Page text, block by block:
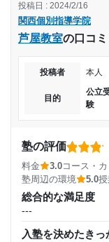
50,000円〜
中学生の時から
レベルまでわか
志望校と合格状況
---
2021年3月〜通
通年
通塾頻度
塾の雰囲気
---
料金
が、一般的な料金
コース・カリキュ
個別塾なのでそれ
講師の教え方
---
塾内の環境
仕切り越しに隣の
えてくることがあ
の人との仕切りが
関西個別指導学院
芦屋教室の口コミ
投稿日 : 2024/2/16
投稿者 本人
目的
公立
験
塾の評価
料金 3.0コース・
塾周辺の環境
5.0授
総合的な満足度
---
入塾を決めたきっ